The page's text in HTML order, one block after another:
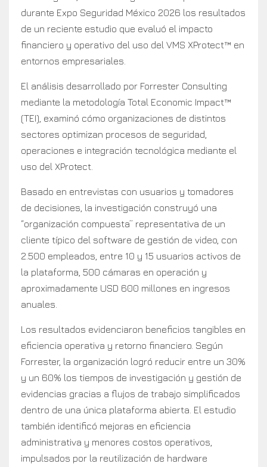
durante Expo Seguridad México 2026 los resultados
de un reciente estudio que evaluó el impacto
financiero y operativo del uso del VMS XProtect™ en
entornos empresariales.
El análisis desarrollado por Forrester Consulting
mediante la metodología Total Economic Impact™
(TEI), examinó cómo organizaciones de distintos
sectores optimizan procesos de seguridad,
operaciones e integración tecnológica mediante el
uso del XProtect.
Basado en entrevistas con usuarios y tomadores
de decisiones, la investigación construyó una
“organización compuesta” representativa de un
cliente típico del software de gestión de video, con
2.500 empleados, entre 10 y 15 usuarios activos de
la plataforma, 500 cámaras en operación y
aproximadamente USD 600 millones en ingresos
anuales.
Los resultados evidenciaron beneficios tangibles en
eficiencia operativa y retorno financiero. Según
Forrester, la organización logró reducir entre un 30%
y un 60% los tiempos de investigación y gestión de
evidencias gracias a flujos de trabajo simplificados
dentro de una única plataforma abierta. El estudio
también identificó mejoras en eficiencia
administrativa y menores costos operativos,
impulsados por la reutilización de hardware